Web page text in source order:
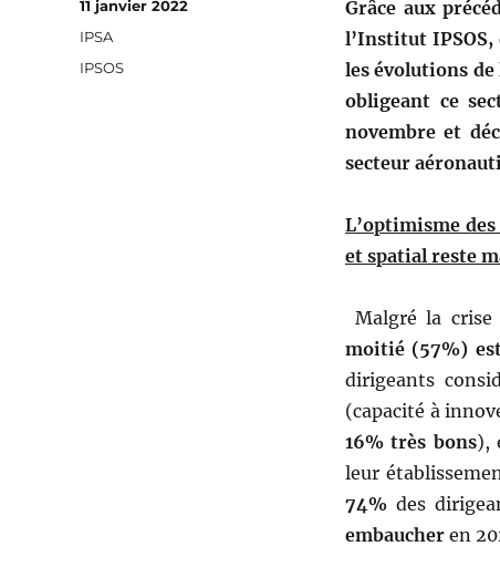
Grâce aux
l’Institut IPSOS,
les évolutions
obligeant ce
novembre et
secteur
L’optimisme des
et spatial reste
Malgré la crise
moitié (57%)
dirigeants
(capacité à
16% très bons),
leur
74%des
embaucher en
Publié
le
11 janvier 2022
Catégories
IPSA
Étiquettes
IPSOS